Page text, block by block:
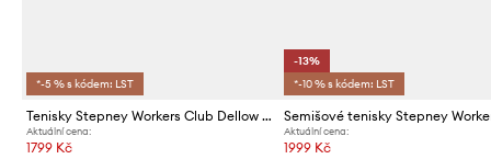
*-5 % s kódem: LST
Tenisky Stepney Workers Club Dellow 02 Cup Suede
Aktuální cena:
1799 Kč
-13%
*-10 % s kódem: LST
Aktuální cena:
1999 Kč